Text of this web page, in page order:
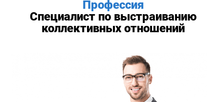
Профессия
Специалист по выстраиванию
коллективных отношений